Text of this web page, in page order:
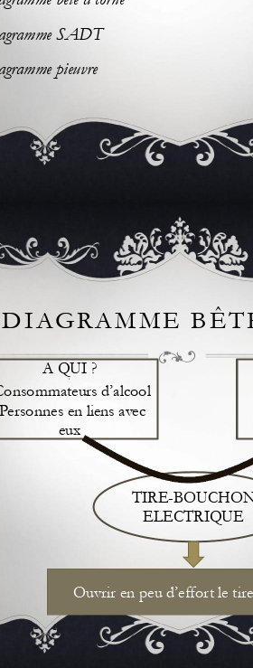
SADT
pieuvre
DIAGRAMME BÊT
A QUI ?
k
d’alcool
ersonnes en liens avec
eux
TIRE-BOUC
ELECTRIQUE
Ouvrir en peu d’effort le tire